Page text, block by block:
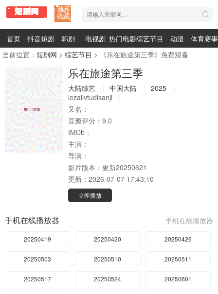
首页 抖音短剧 韩剧 电视剧 热门电影综艺节目 动漫
体育赛事
当前位置： 短剧网 > 综艺节目 > 《乐在旅途第三季》免费观看
乐在旅途第三季
大陆综艺 中国大陆
2025
lezailvtudisanji
又名：
豆瓣评分： 9.0
IMDb：
主演：
导演：
影片版本： 更新20250621
更新： 2026-07-07 17:43:10
立即播放
手机在线播放器
手机在线播放器
20250419 20250420 20250426
20250503 20250510 20250511
20250517 20250524 20250601